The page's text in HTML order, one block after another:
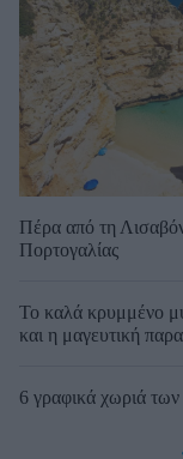
Πέρα από τη
Πορτογαλίας
Το καλά κρυμμένο
και η μαγευτική
6 γραφικά χωριά